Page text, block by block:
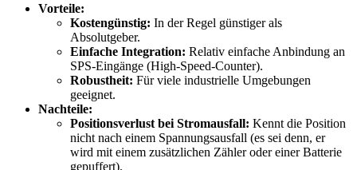
Vorteile:
Kostengünstig: In der Regel günstiger als
Absolutgeber.
Einfache Integration: Relativ einfache Anbindung an
SPS-Eingänge (High-Speed-Counter).
Robustheit: Für viele industrielle Umgebungen
geeignet.
Nachteile:
Positionsverlust bei Stromausfall: Kennt die Position
nicht nach einem Spannungsausfall (es sei denn, er
wird mit einem zusätzlichen Zähler oder einer Batterie
gepuffert).